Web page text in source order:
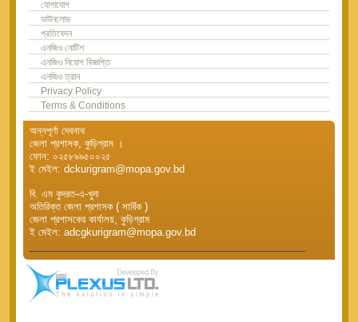
যোগাযোগ
ডাউনলোড
প্রতিবেদন
এনজিও নোটিশ
এনজিও নিয়োগ বিজ্ঞপ্তি
এনজিও ত্রান
Privacy Policy
Terms & Conditions
অন্নপূর্ণা দেবনাথ
জেলা প্রশাসক, কুড়িগ্রাম ।
ফোন: ০২৫৮৯৯৫০০২৫
ই মেইল: dckurigram@mopa.gov.bd
বি. এম কুদরত-এ-খুদা
অতিরিক্ত জেলা প্রশাসক ( সার্বিক )
জেলা প্রশাসকের কার্যালয়, কুড়িগ্রাম
ই মেইল: adcgkurigram@mopa.gov.bd